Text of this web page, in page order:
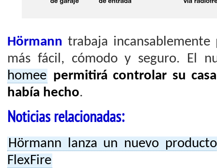
Hörmanntrabaja
más fácil, cómodo y seguro. El
homee permitirá controlar su
había hecho.
Noticias relacionadas:
Hörmann lanza un nuevo
FlexFire